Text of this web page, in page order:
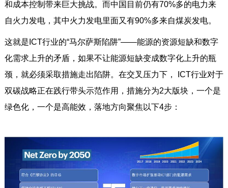
和成本控制带来巨大挑战。而中国目前仍有70%多的电力来
自火力发电，其中火力发电里面又有90%多来自煤炭发电。
这就是ICT行业的“马尔萨斯陷阱”——能源的资源短缺和数字
化需求上升的矛盾，如果不让能源短缺变成数字化上升的瓶
颈，就必须采取措施走出陷阱。在交叉压力下， ICT行业对于
双碳战略正在践行带头示范作用，措施分为2大版块，一个是
绿色化，一个是高能效，落地方向聚焦以下4步：